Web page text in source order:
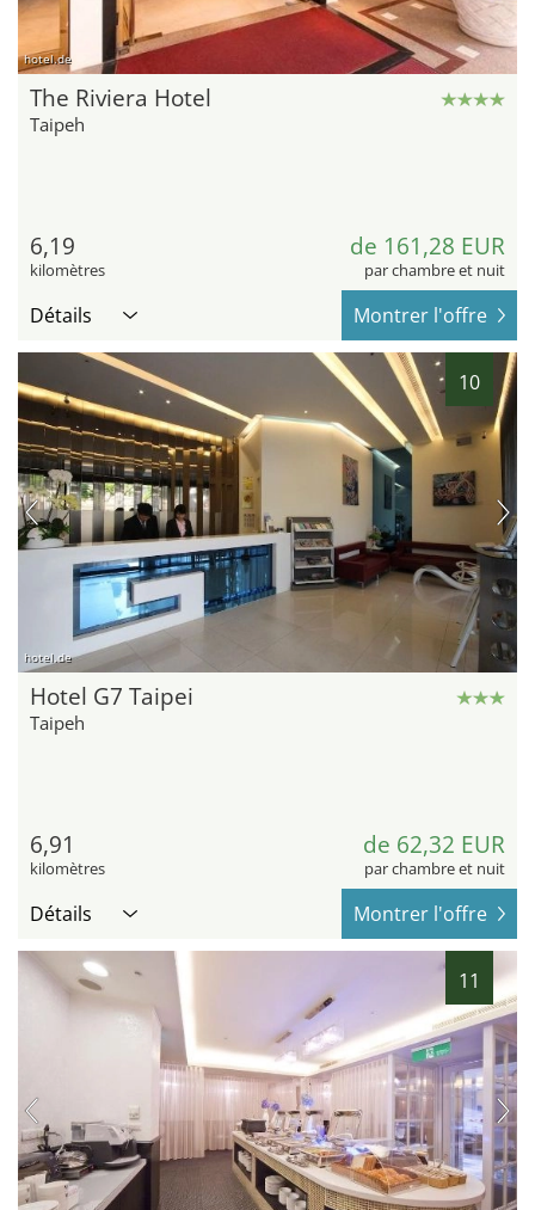
hotel.de
The Riviera Hotel
Taipeh
6,19
kilomètres
de 161,28 EUR
par chambre et nuit
Détails Montrer l'offre
10
hotel.de
Hotel G7 Taipei
Taipeh
6,91
kilomètres
de 62,32 EUR
par chambre et nuit
Détails Montrer l'offre
11